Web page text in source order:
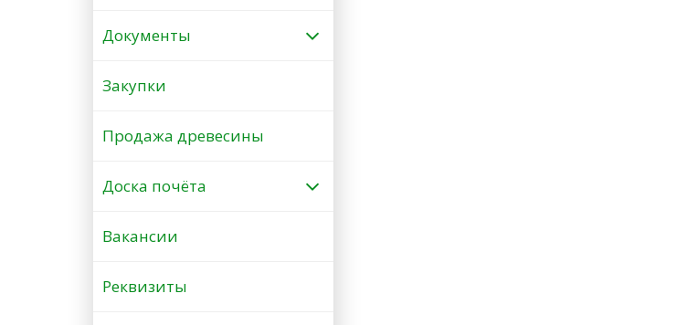
Документы
Закупки
Продажа древесины
Доска почёта
Вакансии
Реквизиты